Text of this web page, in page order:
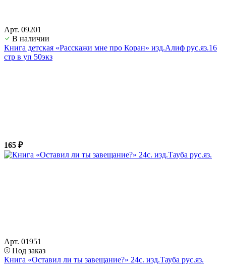
Арт. 09201
В наличии
Книга детская «Расскажи мне про Коран» изд.Алиф рус.яз.16
стр в уп 50экз
165 ₽
Арт. 01951
Под заказ
Книга «Оставил ли ты завещание?» 24с. изд.Тауба рус.яз.